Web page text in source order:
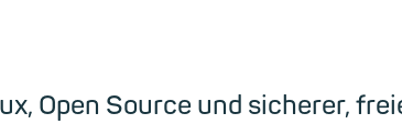
Open Source und sicherer,